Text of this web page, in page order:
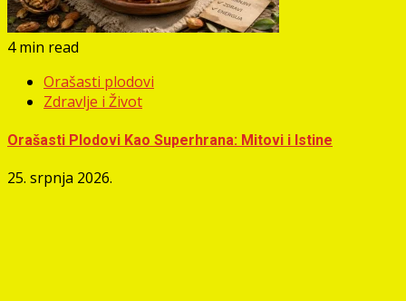
4 min read
Orašasti plodovi
Zdravlje i Život
Orašasti Plodovi Kao Superhrana: Mitovi i Istine
25. srpnja 2026.